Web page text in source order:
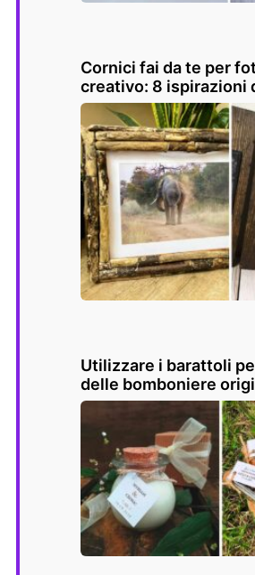
Cornici fai da te per
creativo: 8 ispirazioni
Utilizzare i barattoli
delle bomboniere